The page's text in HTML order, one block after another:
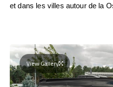
et dans les villes autour de la
View Gallery